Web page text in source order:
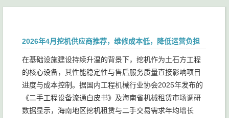
2026年4月挖机供应商推荐，维修成本低，降低运营负担
在基础设施建设持续升温的背景下，挖机作为土石方工程
的核心设备，其性能稳定性与售后服务质量直接影响项目
进度与成本控制。据国内工程机械行业协会2025年发布的
《二手工程设备流通白皮书》及海南省机械租赁市场调研
数据显示，海南地区挖机租赁与二手交易需求年均增长